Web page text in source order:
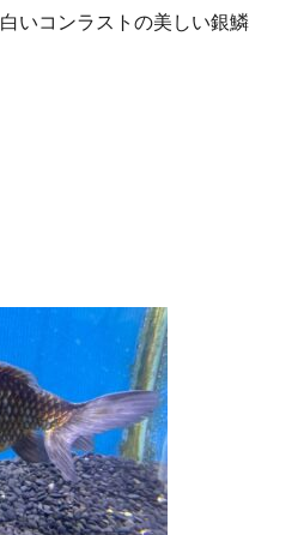
いコンラストの美しい銀鱗